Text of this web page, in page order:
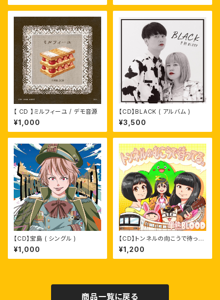
【 CD 】ミルフィーユ / デモ音源
¥1,000
【CD】BLACK ( アルバム )
¥3,500
【CD】宝島 ( シングル )
¥1,000
【CD】トンネルの向こうで待って
る。( CD )
¥1,200
商品一覧に戻る